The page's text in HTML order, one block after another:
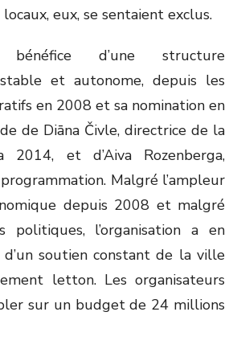
eux, se sentaient exclus.
d’une structure
et autonome, depuis les
en 2008 et sa nomination en
de Diāna Čivle, directrice de la
2014, et d’Aiva Rozenberga,
Malgré l’ampleur
depuis 2008 et malgré
politiques, l’organisation a en
soutien constant de la ville
letton. Les organisateurs
sur un budget de 24 millions